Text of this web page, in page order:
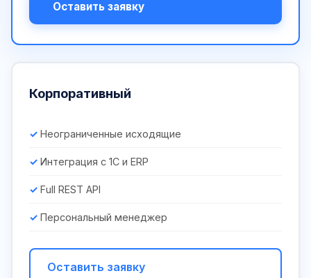
Оставить заявку
Корпоративный
Неограниченные исходящие
Интеграция с 1С и ERP
Full REST API
Персональный менеджер
Оставить заявку